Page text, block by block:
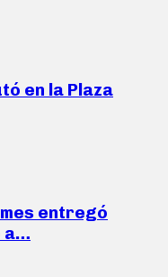
en la Plaza
entregó
a…